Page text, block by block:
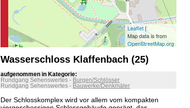
Leaflet |
Map data is from
OpenStreetMap.org
Wasserschloss Klaffenbach (25)
aufgenommen in Kategorie:
Rundgang Sehenswertes - Burgen/Schlösser
Rundgang Sehenswertes - Bauwerke/Denkmäler
Der Schlosskomplex wird vor allem vom kompakten